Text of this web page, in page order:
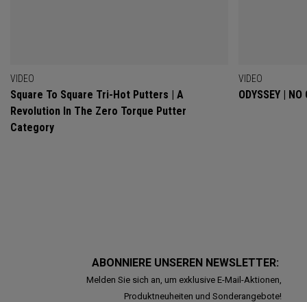
VIDEO
Square To Square Tri-Hot Putters | A
Revolution In The Zero Torque Putter
Category
VIDEO
ODYSSEY |
ABONNIERE UNSEREN NEWSLETTER:
Melden Sie sich an, um exklusive E-Mail-Aktionen,
Produktneuheiten und Sonderangebote!